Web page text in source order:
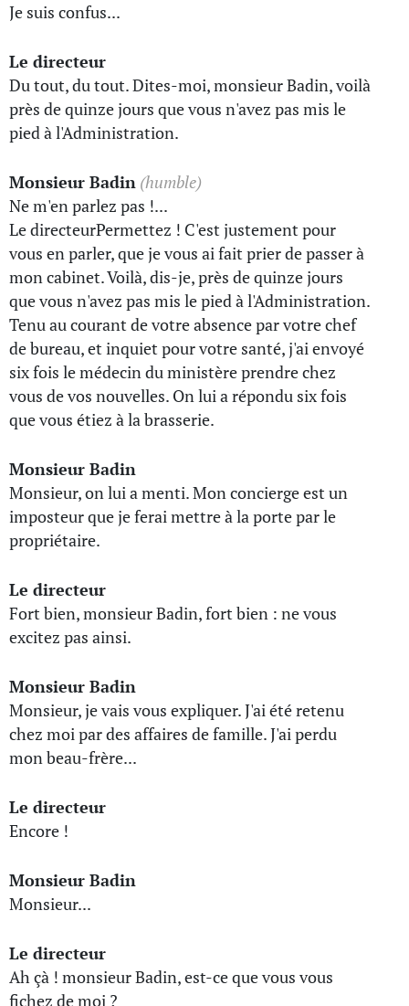
Je suis confus...
Le directeur
Du tout, du tout. Dites-moi, monsieur Badin, voilà
près de quinze jours que vous n'avez pas mis le
pied à l'Administration.
Monsieur Badin (humble)
Ne m'en parlez pas !...
Le directeurPermettez ! C'est justement pour
vous en parler, que je vous ai fait prier de passer à
mon cabinet. Voilà, dis-je, près de quinze jours
que vous n'avez pas mis le pied à l'Administration.
Tenu au courant de votre absence par votre chef
de bureau, et inquiet pour votre santé, j'ai envoyé
six fois le médecin du ministère prendre chez
vous de vos nouvelles. On lui a répondu six fois
que vous étiez à la brasserie.
Monsieur Badin
Monsieur, on lui a menti. Mon concierge est un
imposteur que je ferai mettre à la porte par le
propriétaire.
Le directeur
Fort bien, monsieur Badin, fort bien : ne vous
excitez pas ainsi.
Monsieur Badin
Monsieur, je vais vous expliquer. J'ai été retenu
chez moi par des affaires de famille. J'ai perdu
mon beau-frère...
Le directeur
Encore !
Monsieur Badin
Monsieur...
Le directeur
Ah çà ! monsieur Badin, est-ce que vous vous
fichez de moi ?